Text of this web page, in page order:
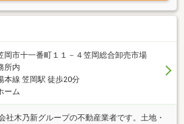
岡市十一番町１１－４笠岡総合卸売市場
所内
本線 笠岡駅 徒歩20分
ーム
社木乃新グループの不動産業者です。土地・